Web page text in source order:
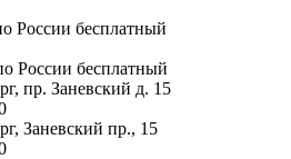
России бесплатный
России бесплатный
пр. Заневский д. 15
Заневский пр., 15